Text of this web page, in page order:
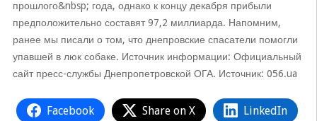
прошлого&nbsp; года, однако к концу декабря прибыли
предположительно составят 97,2 миллиарда. Напомним,
ранее мы писали о том, что днепровские спасатели помогли
упавшей в люк собаке. Источник информации: Официальный
сайт пресс-службы Днепропетровской ОГА. Источник: 056.ua
Facebook Share on X LinkedIn